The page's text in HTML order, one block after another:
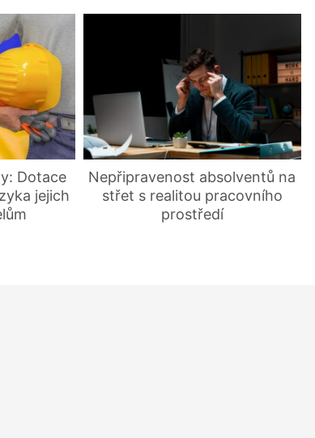
Dotace
jejich
Nepřipravenost absolventů na
střet s realitou pracovního
prostředí